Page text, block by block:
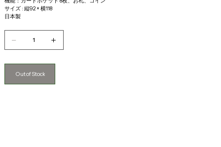
サイズ : 縦92 × 横118
日本製
Out of Stock